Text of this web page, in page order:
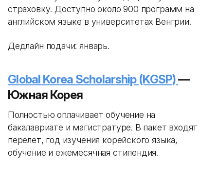
страховку. Доступно около 900 программ на
английском языке в университетах Венгрии.
Дедлайн подачи: январь.
Global Korea Scholarship (KGSP)—
Южная Корея
Полностью оплачивает обучение на
бакалавриате и магистратуре. В пакет входят
перелет, год изучения корейского языка,
обучение и ежемесячная стипендия.